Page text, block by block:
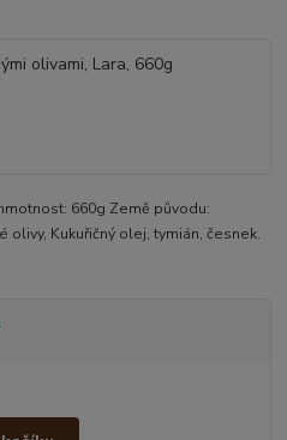
660g Země původu:
Kukuřičný olej, tymián, česnek.